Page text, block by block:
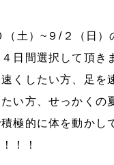
（土）~９/２（日）
日間選択して頂き
くしたい方、足を
い方、せっかくの
極的に体を動かし
！！